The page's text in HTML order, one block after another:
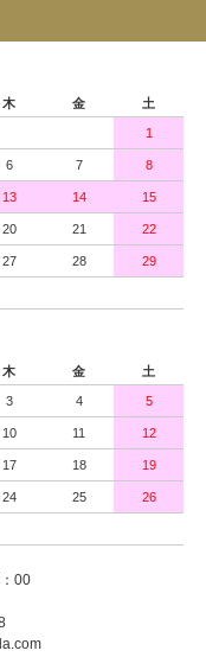
木 金 土
1
6 7 8
13 14 15
20 21 22
27 28 29
木 金 土
3 4 5
10 11 12
17 18 19
24 25 26
00